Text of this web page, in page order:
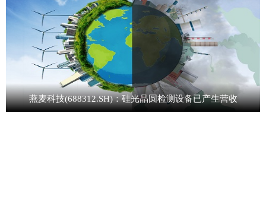
燕麦科技(688312.SH)：硅光晶圆检测设备已产生营收